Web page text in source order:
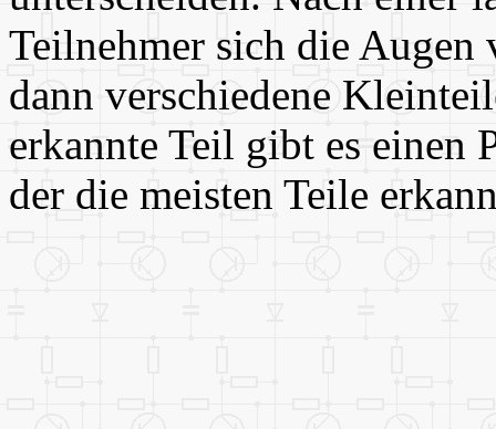
Teilnehmer sich die
dann verschiedene
erkannte Teil gibt es einen
der die meisten Teile